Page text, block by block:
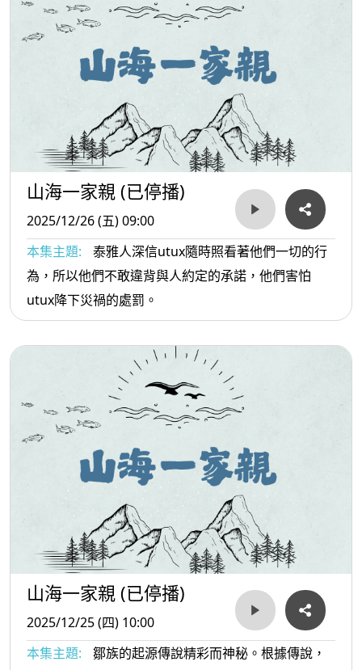
山海一家親 (已停播)
2025/12/26 (五) 09:00
本集主題:
泰雅人深信utux隨時照看著他們一切的行
為，所以他們不敢違背與人約定的承諾，他們害怕
utux降下災禍的處罰。
山海一家親 (已停播)
2025/12/25 (四) 10:00
本集主題:
鄒族的起源傳說精彩而神秘。根據傳說，